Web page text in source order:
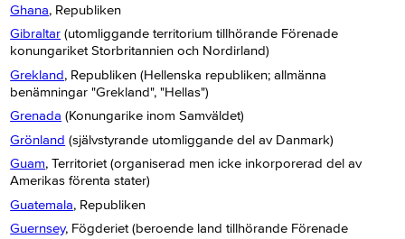
Ghana, Republiken
Gibraltar (utomliggande territorium tillhörande Förenade
konungariket Storbritannien och Nordirland)
Grekland, Republiken (Hellenska republiken; allmänna
benämningar "Grekland", "Hellas")
Grenada (Konungarike inom Samväldet)
Grönland (självstyrande utomliggande del av Danmark)
Guam, Territoriet (organiserad men icke inkorporerad del av
Amerikas förenta stater)
Guatemala, Republiken
Guernsey, Fögderiet (beroende land tillhörande Förenade